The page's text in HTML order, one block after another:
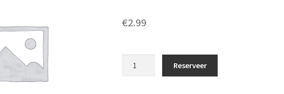
€2.99
Reserveer